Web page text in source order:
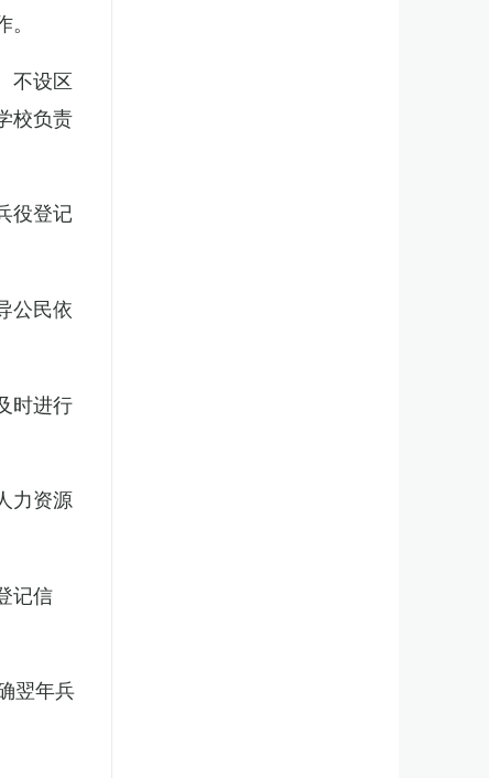
不设区
校负责
役登记
公民依
时进行
力资源
记信
翌年兵